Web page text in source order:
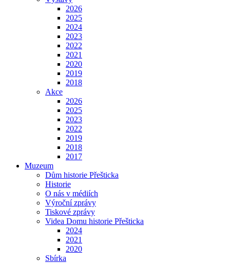
2026
2025
2024
2023
2022
2021
2020
2019
2018
Akce
2026
2025
2023
2022
2019
2018
2017
Muzeum
Dům historie Přešticka
Historie
O nás v médiích
Výroční zprávy
Tiskové zprávy
Videa Domu historie Přešticka
2024
2021
2020
Sbírka